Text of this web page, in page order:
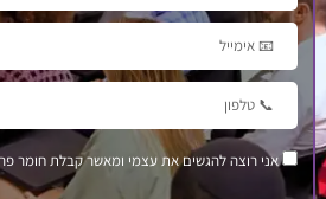
את עצמי ומאשר קבלת חומר פרסומי ודיוור